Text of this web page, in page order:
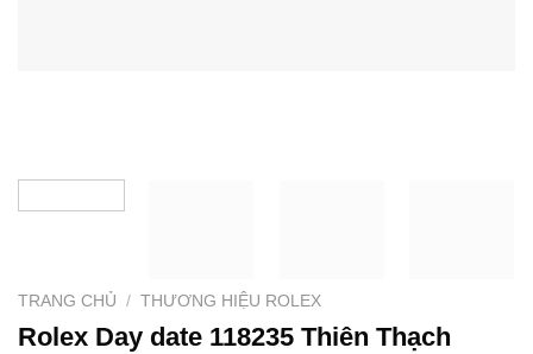
TRANG CHỦ / THƯƠNG HIỆU ROLEX
Rolex Day date 118235 Thiên Thạch